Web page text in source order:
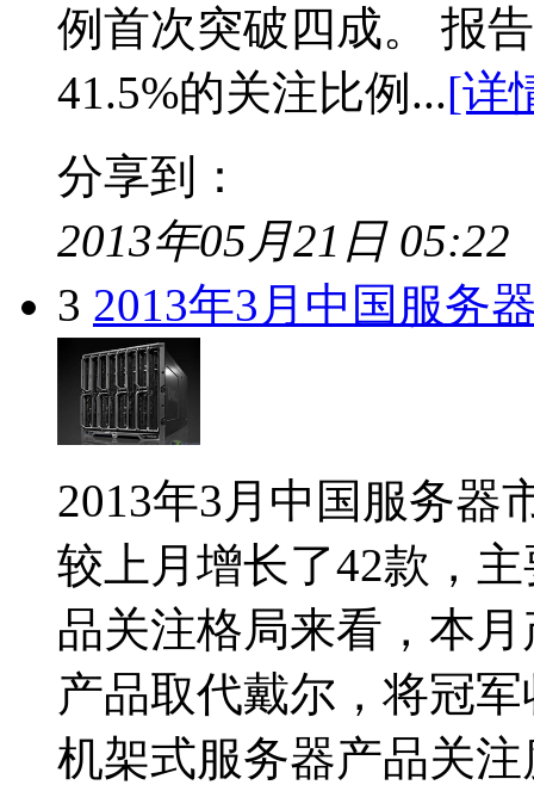
例首次突破四成。 报
41.5%的关注比例...[详
分享到：
2013年05月21日 05:22
3 2013年3月中国服务
2013年3月中国服务器
较上月增长了42款，
品关注格局来看，本
产品取代戴尔，将冠
机架式服务器产品关